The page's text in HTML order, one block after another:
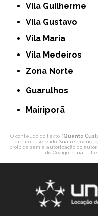
Vila Guilherme
Vila Gustavo
Vila Maria
Vila Medeiros
Zona Norte
Guarulhos
Mairiporã
O conteúdo do texto "Quanto
direito reservado. Sua
proibida sem a autorização do
do Código Penal –